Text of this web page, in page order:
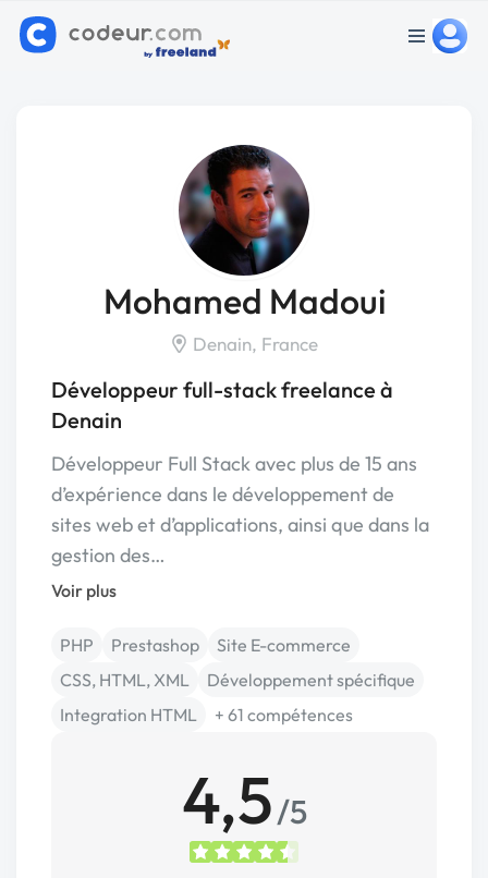
Mohamed Madoui
Denain, France
Développeur full-stack freelance à
Denain
Développeur Full Stack avec plus de 15 ans
d’expérience dans le développement de
sites web et d’applications, ainsi que dans la
gestion des…
Voir plus
PHP Prestashop
Site E-commerce
CSS, HTML, XML
Développement spécifique
Integration HTML
+ 61 compétences
4,5/5